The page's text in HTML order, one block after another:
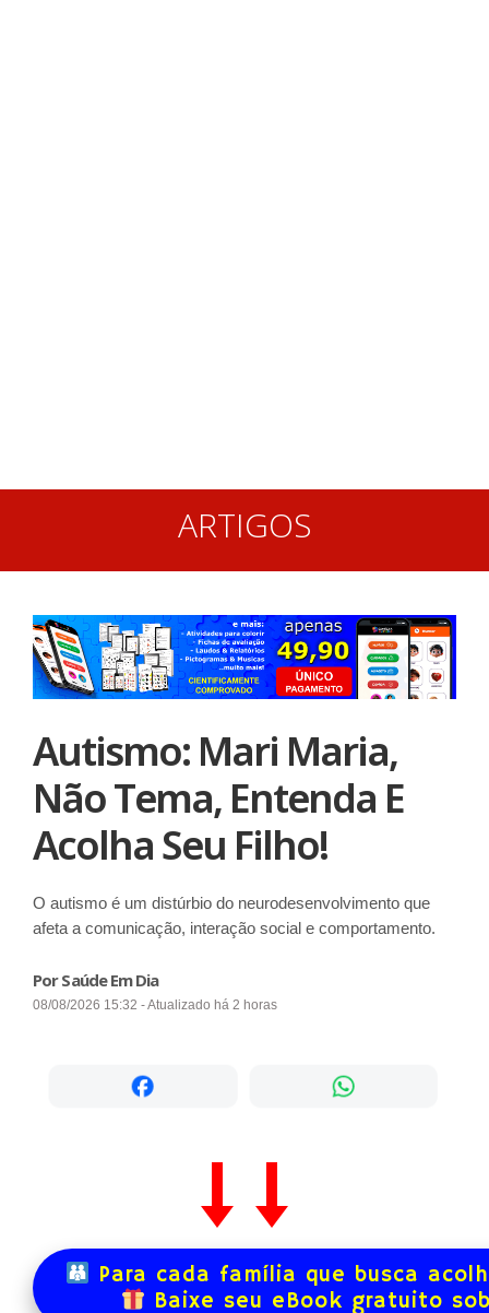
ARTIGOS
Autismo: Mari Maria,
Não Tema, Entenda E
Acolha Seu Filho!
O autismo é um distúrbio do neurodesenvolvimento que
afeta a comunicação, interação social e comportamento.
Por Saúde Em Dia
08/08/2026 15:32 - Atualizado há 2 horas
Para cada família que busca
Baixe seu eBook gratuito